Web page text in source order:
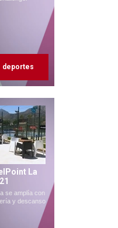
deportes
La
se amplía con
y descanso